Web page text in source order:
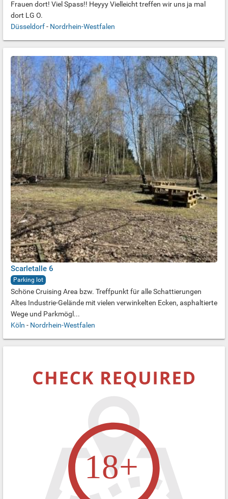
Frauen dort! Viel Spass!! Heyyy Vielleicht treffen wir uns ja mal
dort LG O.
Düsseldorf- Nordrhein-Westfalen
Scarletalle 6
Parking lot
Schöne Cruising Area bzw. Treffpunkt für alle Schattierungen
Altes Industrie-Gelände mit vielen verwinkelten Ecken, asphaltierte
Wege und Parkmögl...
Köln - Nordrhein-Westfalen